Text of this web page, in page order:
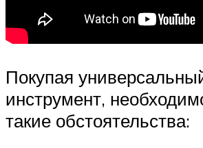
Покупая
инструмент,
такие обстоятельства: